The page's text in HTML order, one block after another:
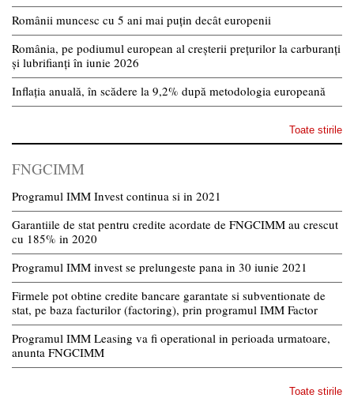
Românii muncesc cu 5 ani mai puțin decât europenii
România, pe podiumul european al creșterii prețurilor la carburanți
și lubrifianți în iunie 2026
Inflația anuală, în scădere la 9,2% după metodologia europeană
Toate stirile
FNGCIMM
Programul IMM Invest continua si in 2021
Garantiile de stat pentru credite acordate de FNGCIMM au crescut
cu 185% in 2020
Programul IMM invest se prelungeste pana in 30 iunie 2021
Firmele pot obtine credite bancare garantate si subventionate de
stat, pe baza facturilor (factoring), prin programul IMM Factor
Programul IMM Leasing va fi operational in perioada urmatoare,
anunta FNGCIMM
Toate stirile